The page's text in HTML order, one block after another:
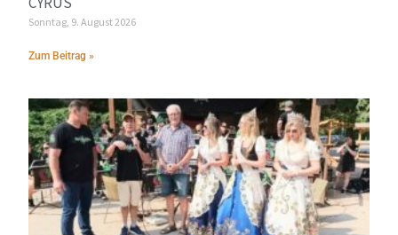
Sonntag, 9. August 2026
Zum Beitrag »